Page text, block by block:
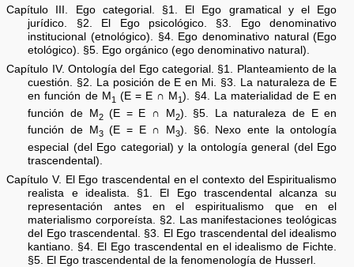
Capítulo III. Ego categorial. §1. El Ego gramatical y el Ego
jurídico. §2. El Ego psicológico. §3. Ego denominativo
institucional (etnológico). §4. Ego denominativo natural (Ego
etológico). §5. Ego orgánico (ego denominativo natural).
Capítulo IV. Ontología del Ego categorial. §1. Planteamiento de la
cuestión. §2. La posición de E en Mi. §3. La naturaleza de E
en función de M 1 (E = E ∩ M 1). §4. La materialidad de E en
función de M2(E = E ∩ M2). §5. La naturaleza de E en
función de M3(E = E ∩ M3). §6. Nexo ente la ontología
especial (del Ego categorial) y la ontología general (del Ego
trascendental).
Capítulo V. El Ego trascendental en el contexto del Espiritualismo
realista e idealista. §1. El Ego trascendental alcanza su
representación antes en el espiritualismo que en el
materialismo corporeísta. §2. Las manifestaciones teológicas
del Ego trascendental. §3. El Ego trascendental del idealismo
kantiano. §4. El Ego trascendental en el idealismo de Fichte.
§5. El Ego trascendental de la fenomenología de Husserl.